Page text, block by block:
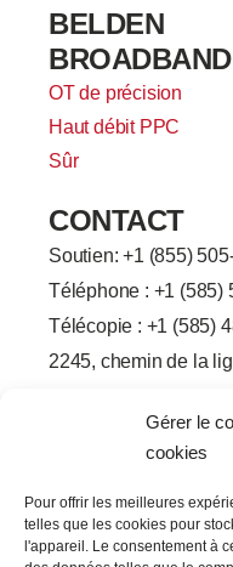
Gérer le
cookies
Pour offrir les meilleures
telles que les cookies pour
l'appareil. Le consentement à
BELDEN
BROADBAND
OT de précision
Haut débit PPC
Sûr
CONTACT
Soutien: +1 (855)
Téléphone : +1 (585)
Télécopie : +1 (585)
2245, chemin de la
Rochester, État de
F
a
c
e
i
n
k
w
i
t
Y
t